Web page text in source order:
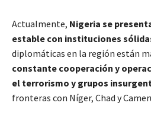
Actualmente, Nigeria se
estable con instituciones
diplomáticas en la región están
constante cooperación y
el terrorismo y grupos
fronteras con Níger, Chad y